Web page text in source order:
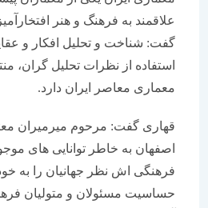
علاقمند به فرهنگ و هنر افتخارآمیز
گفت: شناخت و تحلیل افکار و عقاید این
استفاده از نظرات تحلیل گران،
معماری معاصر ایران دارد.
قهاری گفت: مرحوم میرمیران معتقد
اصفهان به خاطر توانایی های موجود و
فرهنگی اش نظر جهانیان را به خود
حساسیت مسئولان و متولیان فرهنگ و